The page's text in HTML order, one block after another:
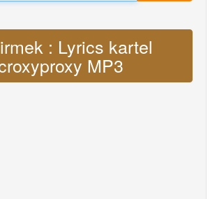
: Lyrics kartel
MP3